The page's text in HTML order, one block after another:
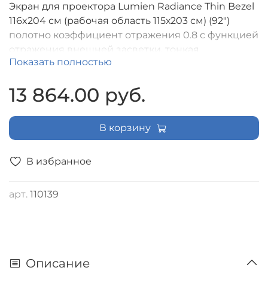
В избранное
арт. 110139
Экран для проектора Lumien Radiance Thin Bezel
116x204 см (рабочая область 115х203 см) (92")
полотно коэффициент отражения 0.8 с функцией
отражения внешней засветки, тонкая
алюминиевая рама 7мм, формат экрана (16:9) (Не
[LRTB-100102]
Показать полностью
13 864.00 руб.
В корзину
Описание